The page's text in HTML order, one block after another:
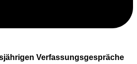
Verfassungsgespräche